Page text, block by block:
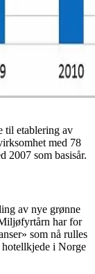
til etablering av
med 78
2007 som basisår.
av nye grønne
har for
som nå rulles
hotellkjede i Norge